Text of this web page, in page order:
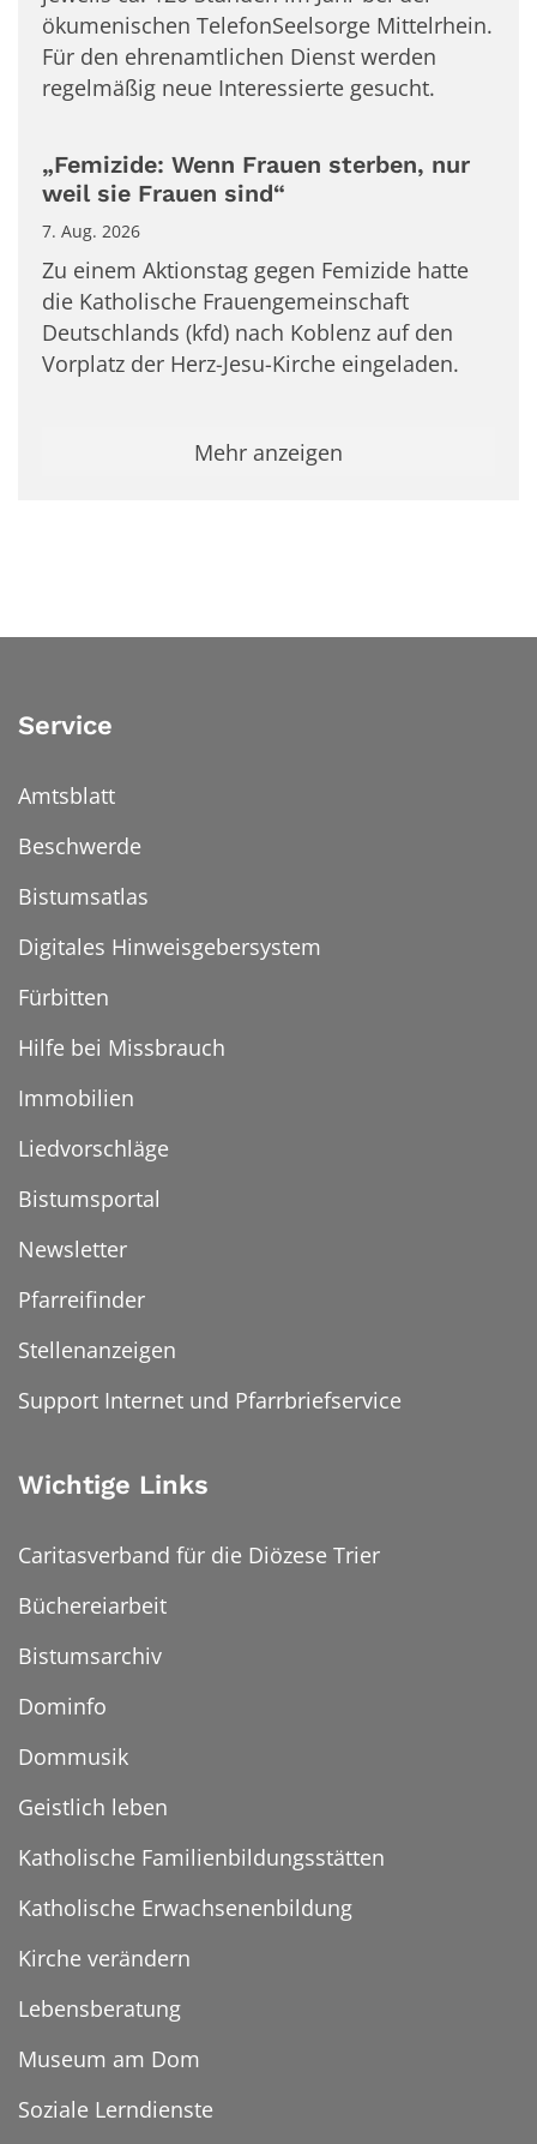
ökumenischen TelefonSeelsorge Mittelrhein.
Für den ehrenamtlichen Dienst werden
regelmäßig neue Interessierte gesucht.
„Femizide: Wenn Frauen sterben, nur
weil sie Frauen sind“
7. Aug. 2026
Zu einem Aktionstag gegen Femizide hatte
die Katholische Frauengemeinschaft
Deutschlands (kfd) nach Koblenz auf den
Vorplatz der Herz-Jesu-Kirche eingeladen.
Mehr anzeigen
Service
Amtsblatt
Beschwerde
Bistumsatlas
Digitales Hinweisgebersystem
Fürbitten
Hilfe bei Missbrauch
Immobilien
Liedvorschläge
Bistumsportal
Newsletter
Pfarreifinder
Stellenanzeigen
Support Internet und Pfarrbriefservice
Wichtige Links
Caritasverband für die Diözese Trier
Büchereiarbeit
Bistumsarchiv
Dominfo
Dommusik
Geistlich leben
Katholische Familienbildungsstätten
Katholische Erwachsenenbildung
Kirche verändern
Lebensberatung
Museum am Dom
Soziale Lerndienste